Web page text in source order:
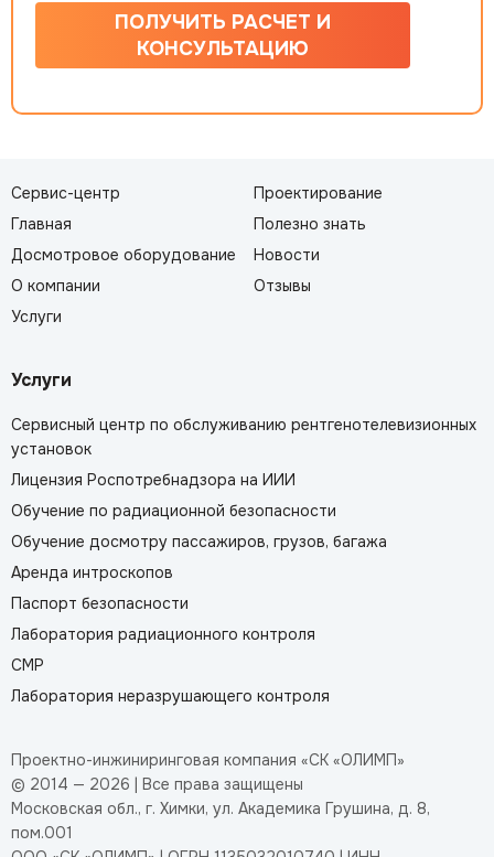
ПОЛУЧИТЬ РАСЧЕТ И
КОНСУЛЬТАЦИЮ
Сервис-центр
Главная
Досмотровое оборудование
О компании
Услуги
Проектирование
Полезно знать
Новости
Отзывы
Услуги
Сервисный центр по обслуживанию рентгенотелевизионных
установок
Лицензия Роспотребнадзора на ИИИ
Обучение по радиационной безопасности
Обучение досмотру пассажиров, грузов, багажа
Аренда интроскопов
Паспорт безопасности
Лаборатория радиационного контроля
СМР
Лаборатория неразрушающего контроля
Проектно-инжиниринговая компания «СК «ОЛИМП»
© 2014 — 2026 | Все права защищены
Московская обл., г. Химки, ул. Академика Грушина, д. 8,
пом.001